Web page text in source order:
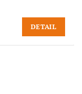
DETAIL